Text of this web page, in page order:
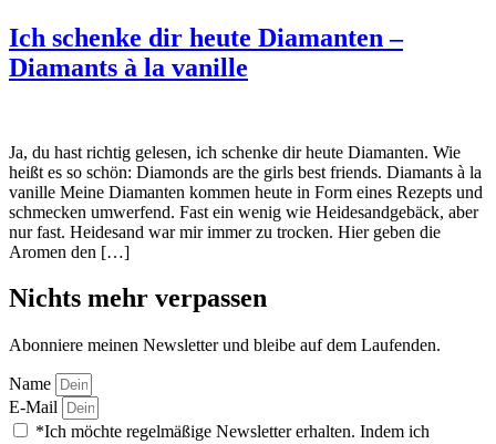
Ich schenke dir heute Diamanten –
Diamants à la vanille
Ja, du hast richtig gelesen, ich schenke dir heute Diamanten. Wie
heißt es so schön: Diamonds are the girls best friends. Diamants à la
vanille Meine Diamanten kommen heute in Form eines Rezepts und
schmecken umwerfend. Fast ein wenig wie Heidesandgebäck, aber
nur fast. Heidesand war mir immer zu trocken. Hier geben die
Aromen den […]
Nichts mehr verpassen
Abonniere meinen Newsletter und bleibe auf dem Laufenden.
Name
E-Mail
*Ich möchte regelmäßige Newsletter erhalten. Indem ich